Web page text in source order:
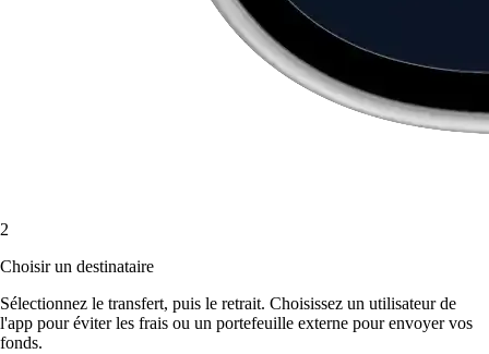
2
Choisir un destinataire
Sélectionnez le transfert, puis le retrait. Choisissez un utilisateur de
l'app pour éviter les frais ou un portefeuille externe pour envoyer vos
fonds.